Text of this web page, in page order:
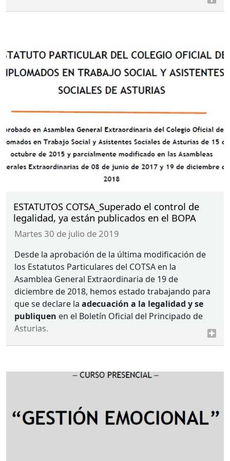
ESTATUTOS COTSA_Superado el control de
legalidad, ya están publicados en el BOPA
martes 30 de julio de 2019
Desde la aprobación de la última modificación de
los Estatutos Particulares del COTSA en la
Asamblea General Extraordinaria de 19 de
diciembre de 2018, hemos estado trabajando para
que se declare la adecuación a la legalidad y se
publiquen en el Boletín Oficial del Principado de
Asturias.